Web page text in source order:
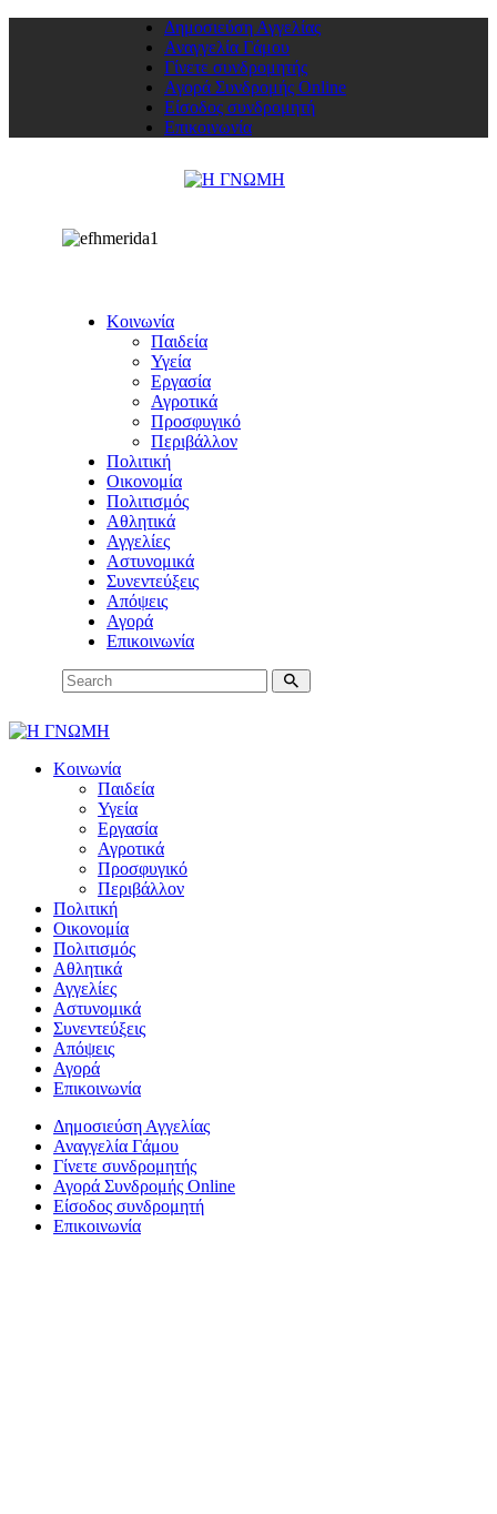
Δημοσιεύση Αγγελίας
Αναγγελία Γάμου
Γίνετε συνδρομητής
Αγορά Συνδρομής Online
Είσοδος συνδρομητή
Επικοινωνία
Κοινωνία
Παιδεία
Υγεία
Εργασία
Αγροτικά
Προσφυγικό
Περιβάλλον
Πολιτική
Οικονομία
Πολιτισμός
Αθλητικά
Αγγελίες
Αστυνομικά
Συνεντεύξεις
Απόψεις
Αγορά
Επικοινωνία
Κοινωνία
Παιδεία
Υγεία
Εργασία
Αγροτικά
Προσφυγικό
Περιβάλλον
Πολιτική
Οικονομία
Πολιτισμός
Αθλητικά
Αγγελίες
Αστυνομικά
Συνεντεύξεις
Απόψεις
Αγορά
Επικοινωνία
Δημοσιεύση Αγγελίας
Αναγγελία Γάμου
Γίνετε συνδρομητής
Αγορά Συνδρομής Online
Είσοδος συνδρομητή
Επικοινωνία